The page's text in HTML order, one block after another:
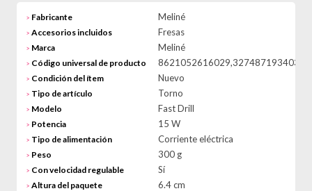
> Fabricante Meliné
> Accesorios incluidos Fresas
> Marca Meliné
> Código universal de producto 8621052616029,3274871934031
> Condición del ítem Nuevo
> Tipo de artículo Torno
> Modelo Fast Drill
> Potencia 15 W
> Tipo de alimentación Corriente eléctrica
> Peso 300 g
> Con velocidad regulable Sí
> Altura del paquete 6.4 cm